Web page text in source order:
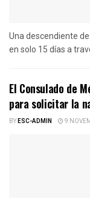
Una descendiente
en solo 15 días a
El Consulado de
para solicitar la
BYESC-ADMIN 9